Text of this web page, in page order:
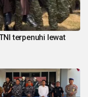
terpenuhi lewat